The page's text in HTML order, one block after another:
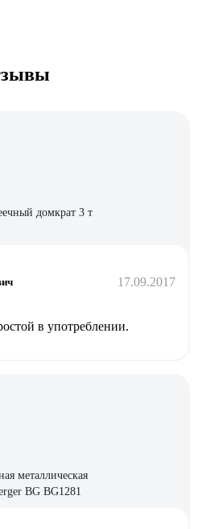
домкрат 3 т
17.09.2017
в употреблении.
металлическая
BG BG1281